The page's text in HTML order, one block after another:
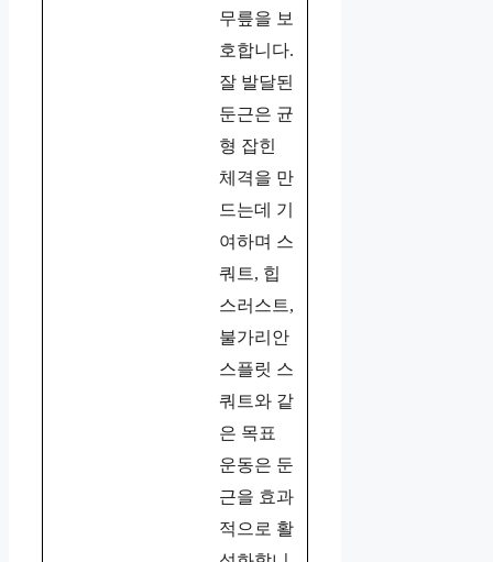
무릎을 보
호합니다.
잘 발달된
둔근은 균
형 잡힌
체격을 만
드는데 기
여하며 스
쿼트, 힙
스러스트,
불가리안
스플릿 스
쿼트와 같
은 목표
운동은 둔
근을 효과
적으로 활